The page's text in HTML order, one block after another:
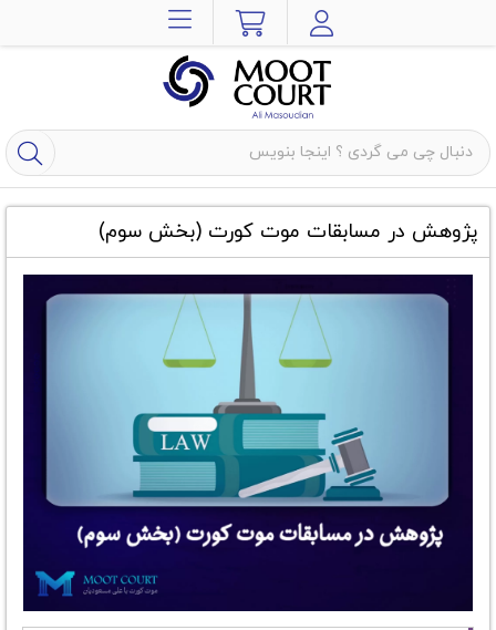
پژوهش در مسابقات موت کورت (بخش سوم)